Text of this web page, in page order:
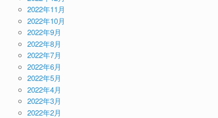
2022年11月
2022年10月
2022年9月
2022年8月
2022年7月
2022年6月
2022年5月
2022年4月
2022年3月
2022年2月